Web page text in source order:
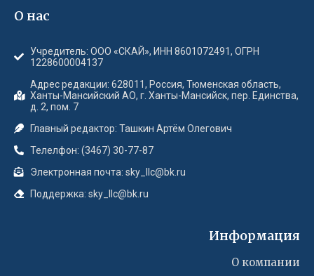
О нас
Учредитель: ООО «СКАЙ», ИНН 8601072491, ОГРН
1228600004137
Адрес редакции: 628011, Россия, Тюменская область,
Ханты-Мансийский АО, г. Ханты-Мансийск, пер. Единства,
д. 2, пом. 7
Главный редактор: Ташкин Артём Олегович
Телелфон: (3467) 30-77-87
Электронная почта: sky_llc@bk.ru
Поддержка: sky_llc@bk.ru
Информация
О компании